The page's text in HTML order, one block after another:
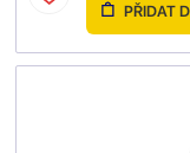
PŘIDAT